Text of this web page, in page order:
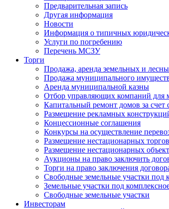
Предварительная запись
Другая информация
Новости
Информация о типичных
Услуги по погребению
Перечень МСЗУ
Торги
Продажа, аренда земельных и
Продажа муниципального
Аренда муниципальной казны
Отбор управляющих компаний для
Капитальный ремонт домов за
Размещение рекламных
Концессионные соглашения
Конкурсы на осуществление
Размещение нестационарных
Размещение нестационарных
Аукционы на право заключить
Торги на право заключения
Свободные земельные участки под
Земельные участки под
Свободные земельные участки
Инвесторам